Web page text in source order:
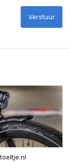
Verstuur